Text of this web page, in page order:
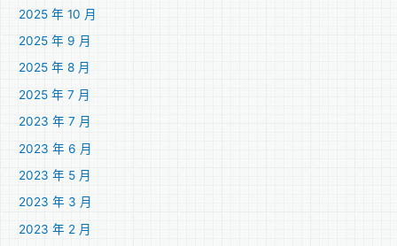
2025 年 10 月
2025 年 9 月
2025 年 8 月
2025 年 7 月
2023 年 7 月
2023 年 6 月
2023 年 5 月
2023 年 3 月
2023 年 2 月